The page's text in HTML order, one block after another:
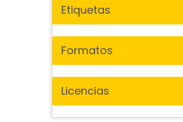
Etiquetas
Formatos
Licencias